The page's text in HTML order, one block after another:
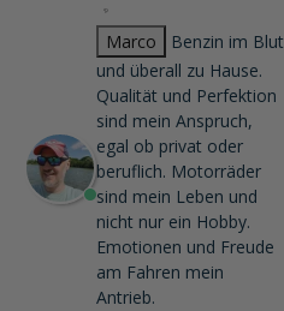
Marco
Benzin im Blut
und überall zu Hause.
Qualität und Perfektion
sind mein Anspruch,
egal ob privat oder
beruflich. Motorräder
sind mein Leben und
nicht nur ein Hobby.
Emotionen und Freude
am Fahren mein
Antrieb.